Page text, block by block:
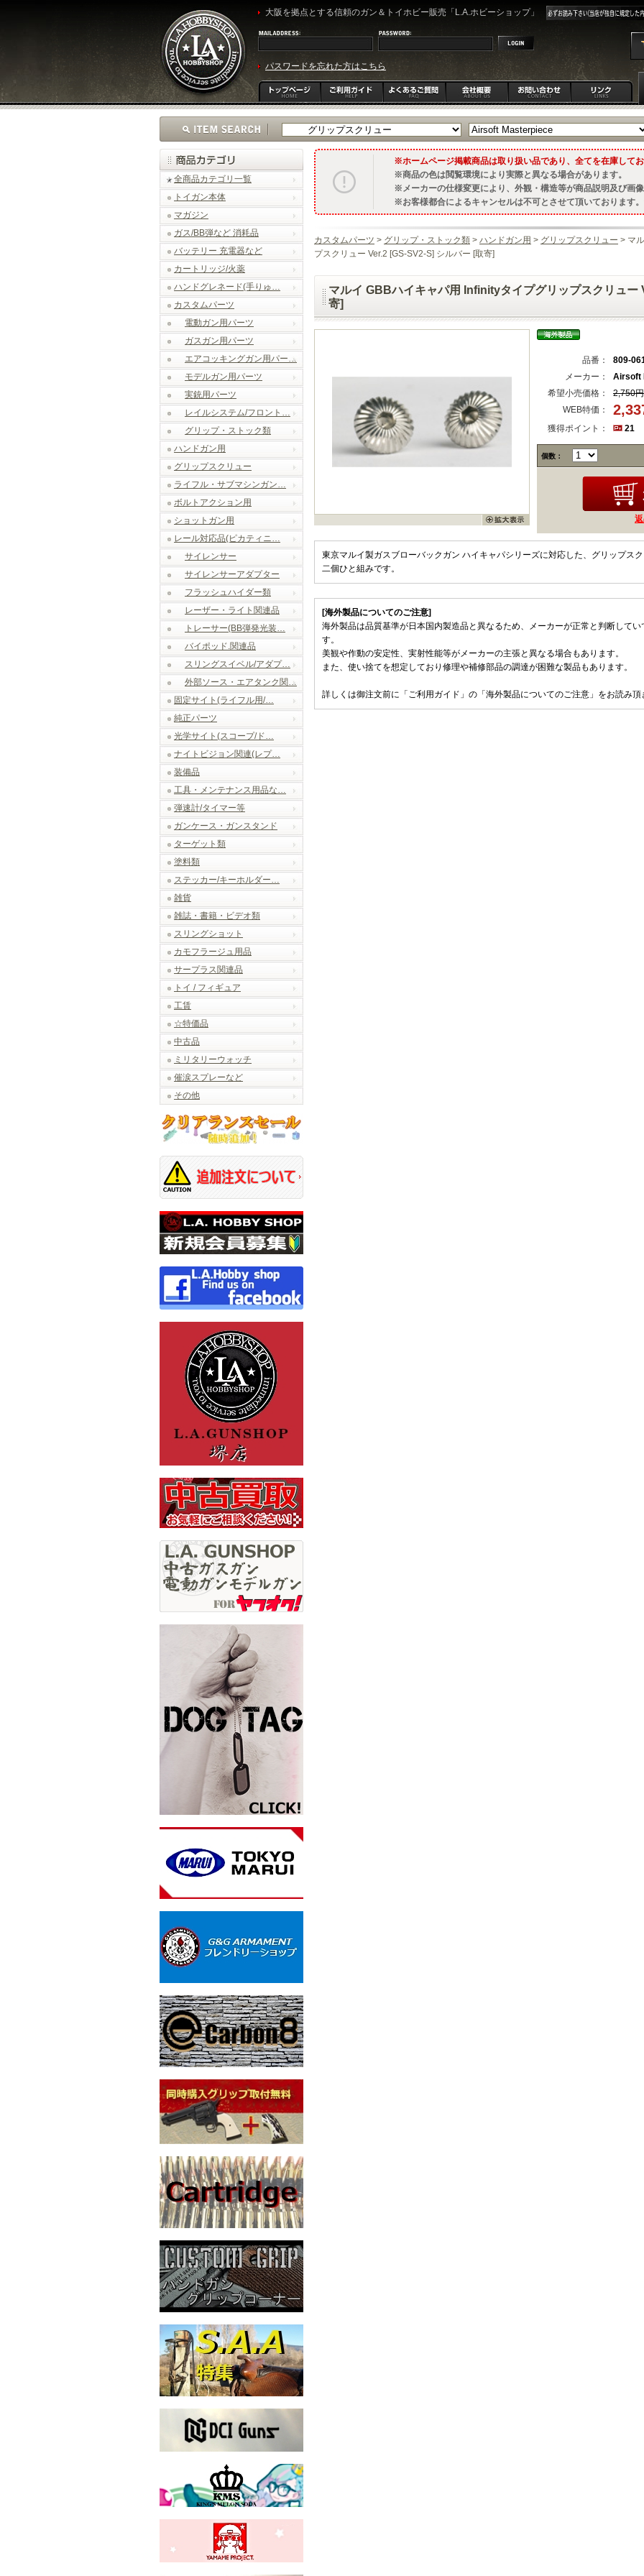
大阪を拠点とする信頼のガン＆トイホビー販売「L.A.ホビーショップ」
パスワードを忘れた方はこちら
全商品カテゴリ一覧
トイガン本体
マガジン
ガス/BB弾など 消耗品
バッテリー 充電器など
カートリッジ/火薬
ハンドグレネード(手りゅ…
カスタムパーツ
電動ガン用パーツ
ガスガン用パーツ
エアコッキングガン用パー…
モデルガン用パーツ
実銃用パーツ
レイルシステム/フロント…
グリップ・ストック類
ハンドガン用
グリップスクリュー
ライフル・サブマシンガン…
ボルトアクション用
ショットガン用
レール対応品(ピカティニ…
サイレンサー
サイレンサーアダプター
フラッシュハイダー類
レーザー・ライト関連品
トレーサー(BB弾発光装…
バイポッド.関連品
スリングスイベル/アダプ…
外部ソース・エアタンク関…
固定サイト(ライフル用/…
純正パーツ
光学サイト(スコープ/ド…
ナイトビジョン関連(レプ…
装備品
工具・メンテナンス用品な…
弾速計/タイマー等
ガンケース・ガンスタンド
ターゲット類
塗料類
ステッカー/キーホルダー…
雑貨
雑誌・書籍・ビデオ類
スリングショット
カモフラージュ用品
サープラス関連品
トイ / フィギュア
工賃
☆特価品
中古品
ミリタリーウォッチ
催涙スプレーなど
その他
ホームページ掲載商品は取り扱い品であり、全てを在庫してお
商品の色は閲覧環境により実際と異なる場合があります。
メーカーの仕様変更により、外観・構造等が商品説明及び画
お客様都合によるキャンセルは不可とさせて頂いております。
カスタムパーツ > グリップ・ストック類 > ハンドガン用 > グリップスクリュー > マ
プスクリュー Ver.2 [GS-SV2-S] シルバー [取寄]
マルイ GBBハイキャパ用 Infinityタイプグリップスクリュー
寄]
品番：
809-
メーカー：
Airsoft
希望小売価格：
2,750円
WEB特価：
獲得ポイント：
21
個数：
東京マルイ製ガスブローバックガン ハイキャパシリーズに対応した、グリップスク
二個ひと組みです。
[海外製品についてのご注意]
海外製品は品質基準が日本国内製造品と異なるため、メーカーが正常と判断して
す。
美観や作動の安定性、実射性能等がメーカーの主張と異なる場合もあります。
また、使い捨てを想定しており修理や補修部品の調達が困難な製品もあります。
詳しくは御注文前に「ご利用ガイド」の「海外製品についてのご注意」をお読み頂